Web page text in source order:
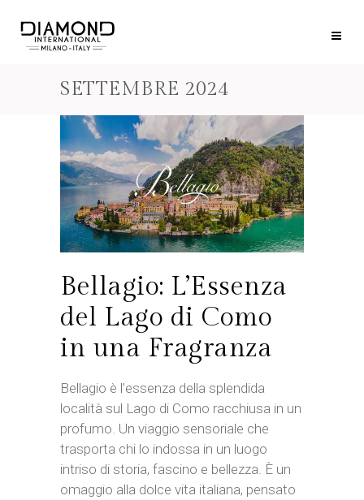
SETTEMBRE 2024
Bellagio: L’Essenza
del Lago di Como
in una Fragranza
Bellagio è l’essenza della splendida
località sul Lago di Como racchiusa in un
profumo. Un viaggio sensoriale che
trasporta chi lo indossa in un luogo
intriso di storia, fascino e bellezza. È un
omaggio alla dolce vita italiana, pensato